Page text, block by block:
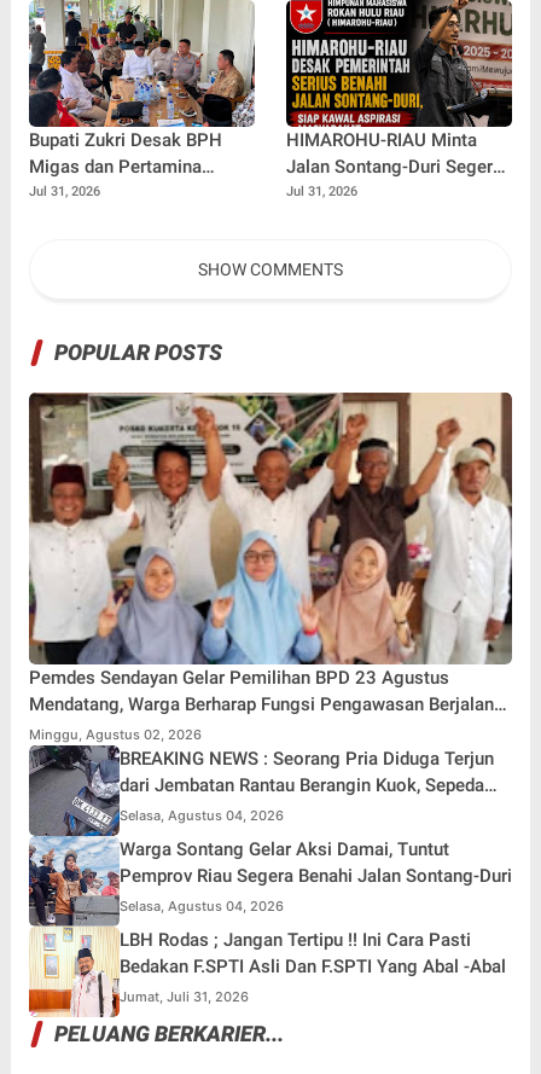
Dikabulkan?
Bupati Zukri Desak BPH
Migas dan Pertamina
Segera Buka Penyaluran
Jul 31, 2026
HIMAROHU-RIAU Minta
Jalan Sontang-Duri Segera
Diperbaiki Pasca
Jul 31, 2026
SHOW COMMENTS
POPULAR POSTS
Pemdes Sendayan Gelar Pemilihan BPD 23 Agustus
Mendatang, Warga Berharap Fungsi Pengawasan Berjalan
Maksimal
Minggu, Agustus 02, 2026
BREAKING NEWS : Seorang Pria Diduga Terjun
dari Jembatan Rantau Berangin Kuok, Sepeda
Motor Ditinggal di Lokasi
Selasa, Agustus 04, 2026
Warga Sontang Gelar Aksi Damai, Tuntut
Pemprov Riau Segera Benahi Jalan Sontang-Duri
Selasa, Agustus 04, 2026
LBH Rodas ; Jangan Tertipu !! Ini Cara Pasti
Bedakan F.SPTI Asli Dan F.SPTI Yang Abal -Abal
Jumat, Juli 31, 2026
PELUANG BERKARIER...